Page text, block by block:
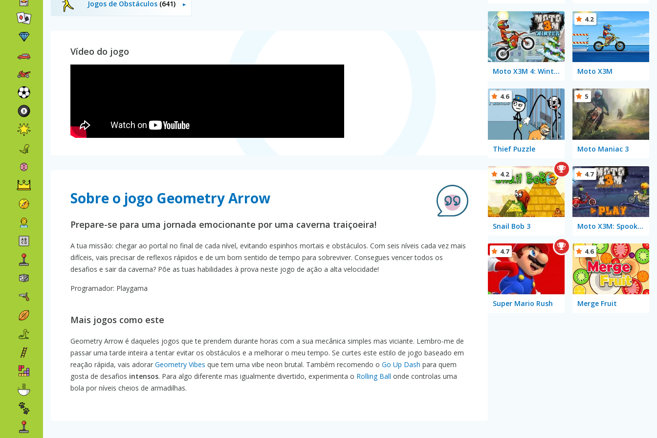
Jogos de Obstáculos (641)
Vídeo do jogo
Sobre o jogo Geometry Arrow
Prepare-se para uma jornada emocionante por uma caverna traiçoeira!
A tua missão: chegar ao portal no final de cada nível, evitando espinhos mortais e obstáculos. Com seis níveis cada vez mais
difíceis, vais precisar de reflexos rápidos e de um bom sentido de tempo para sobreviver. Consegues vencer todos os
desafios e sair da caverna? Põe as tuas habilidades à prova neste jogo de ação a alta velocidade!
Programador: Playgama
Mais jogos como este
Geometry Arrow é daqueles jogos que te prendem durante horas com a sua mecânica simples mas viciante. Lembro-me de
passar uma tarde inteira a tentar evitar os obstáculos e a melhorar o meu tempo. Se curtes este estilo de jogo baseado em
reação rápida, vais adorar Geometry Vibes que tem uma vibe neon brutal. Também recomendo o Go Up Dash para quem
gosta de desafios intensos. Para algo diferente mas igualmente divertido, experimenta o Rolling Ball onde controlas uma
bola por níveis cheios de armadilhas.
Moto X3M 4: Winter Moto X3M
4.2
Thief Puzzle
4.6
Moto Maniac 3
5
Snail Bob 3
4.2
Moto X3M: Spooky Land
4.7
Super Mario Rush
4.7
Merge Fruit
4.6